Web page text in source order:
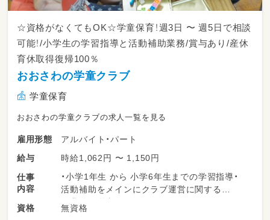
☆資格がなくてもOK☆学童保育！週3日 〜 週5日で相談
可能！/小学生の学習指導と活動補助業務/賞与あり/産休
育休取得復帰100％
おおさわの学童クラブ
学童保育
おおさわの学童クラブの求人一覧を見る
雇用形態
アルバイト・パート
給与
時給1,062円 〜 1,150円
仕事
内容
・小学1年生 から 小学6年生までの学習指導・
活動補助をメインにクラブ運営に関する
業務に従事していただきます。
・小学生（１年から６年生対象）の学習指導・採点
資格
無資格